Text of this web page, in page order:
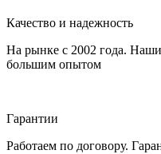
Качество и надежность
На рынке с 2002 года.
большим опытом
Гарантии
Работаем по договору.